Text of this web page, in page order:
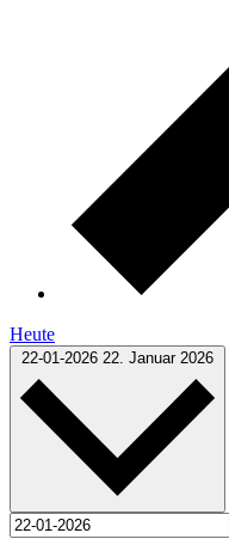
Heute
22-01-2026 22. Januar 2026